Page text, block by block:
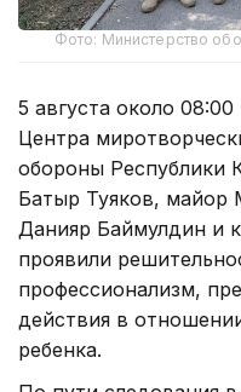
Фото: Министерство
5 августа около
Центра
обороны Республики
Батыр Туяков, майор
Данияр Баймулдин и
проявили
профессионализм,
действия в
ребенка.